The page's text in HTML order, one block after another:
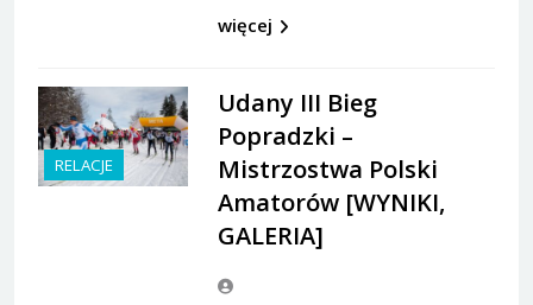
więcej
RELACJE
Udany III Bieg
Popradzki –
Mistrzostwa Polski
Amatorów [WYNIKI,
GALERIA]